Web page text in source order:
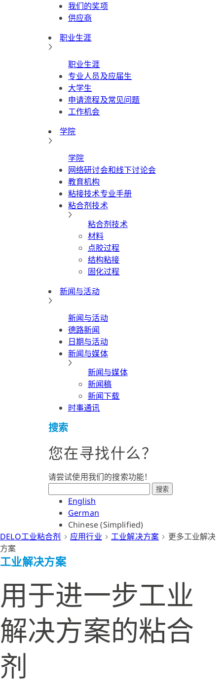
我们的奖项
供应商
职业生涯
职业生涯
专业人员及应届生
大学生
申请流程及常见问题
工作机会
学院
学院
网络研讨会和线下讨论会
教育机构
粘接技术专业手册
粘合剂技术
粘合剂技术
材料
点胶过程
结构粘接
固化过程
新闻与活动
新闻与活动
德路新闻
日期与活动
新闻与媒体
新闻与媒体
新闻稿
新闻下载
时事通讯
搜索
您在寻找什么？
请尝试使用我们的搜索功能！
搜索
English
German
Chinese (Simplified)
DELO工业粘合剂
应用行业 工业解决方案
更多工业解决
方案
工业解决方案
用于进一步工业
解决方案的粘合
剂